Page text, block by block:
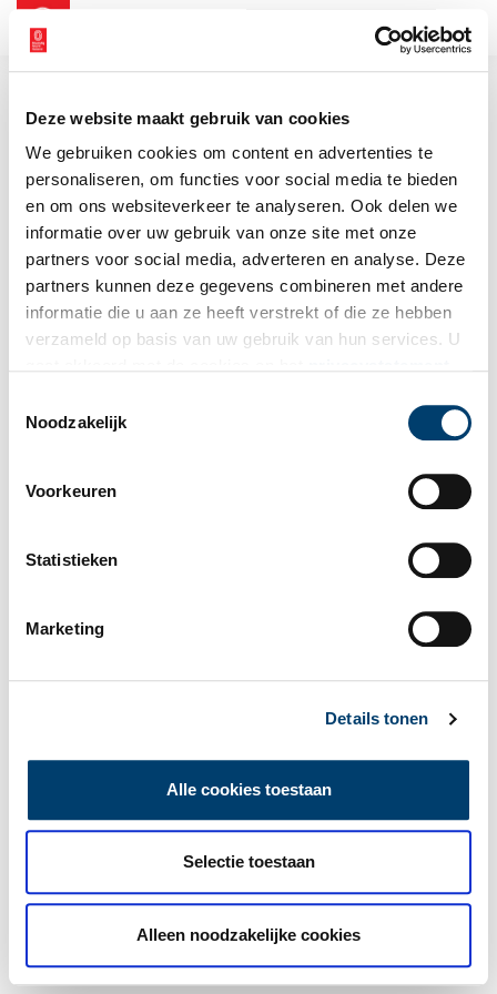
Deze website maakt gebruik van cookies
We gebruiken cookies om content en advertenties te
personaliseren, om functies voor social media te bieden
en om ons websiteverkeer te analyseren. Ook delen we
informatie over uw gebruik van onze site met onze
partners voor social media, adverteren en analyse. Deze
partners kunnen deze gegevens combineren met andere
informatie die u aan ze heeft verstrekt of die ze hebben
verzameld op basis van uw gebruik van hun services. U
Noodzakelijk
Voorkeuren
Statistieken
Marketing
Details tonen
Alle cookies toestaan
Selectie toestaan
Alleen noodzakelijke cookies